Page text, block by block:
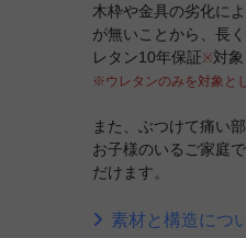
木枠や金具の劣化に
が無いことから、長
レタン10年保証※対
※ウレタンのみを対象と
また、ぶつけて痛い
お子様のいるご家庭
だけます。
素材と構造につ